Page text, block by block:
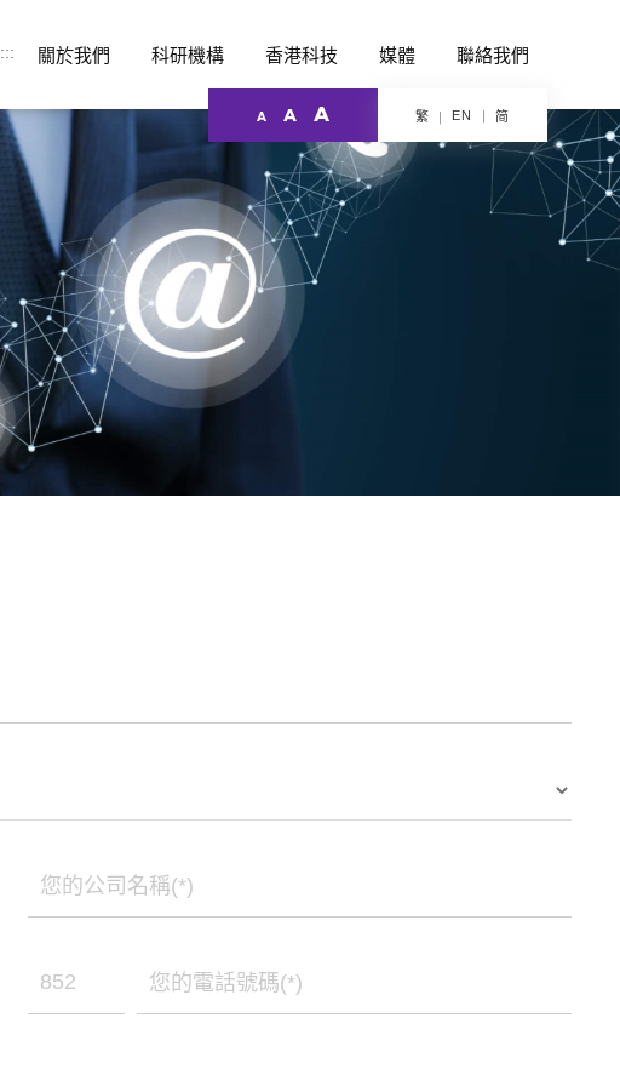
::: 關於我們 科研機構 香港科技 媒體 聯絡我們
A A A 繁 EN 简